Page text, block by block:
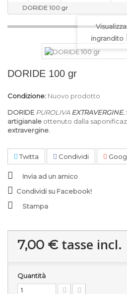
DORIDE 100 gr
Visualizza
ingrandito
DORIDE 100 gr
Condizione: Nuovo prodotto
DORIDE PUROLIVA EXTRAVERGINE.
artigianale ottenuto dalla
extravergine.
Twitta Condividi
Invia ad un amico
Condividi su Facebook!
Stampa
7,00 €tasse incl.
Quantità